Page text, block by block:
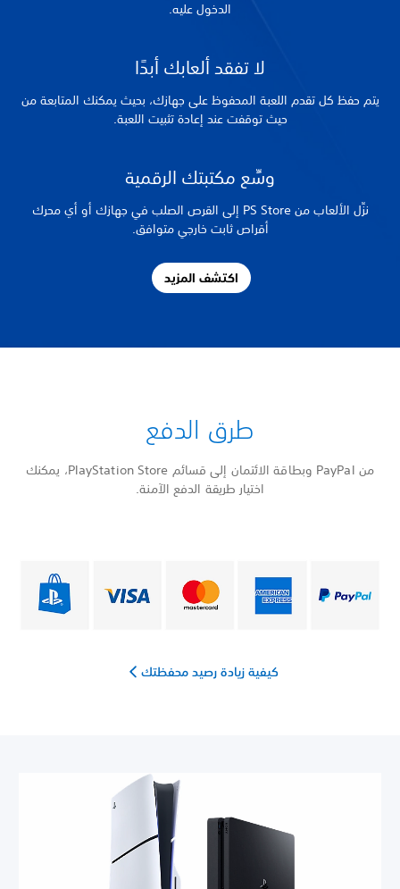
الدخول عليه.
لا تفقد ألعابك أبدًا
يتم حفظ كل تقدم اللعبة المحفوظ على جهازك، بحيث يمكنك المتابعة من
حيث توقفت عند إعادة تثبيت اللعبة.
وسِّع مكتبتك الرقمية
نزِّل الألعاب من PS Store إلى القرص الصلب في جهازك أو أي محرك
أقراص ثابت خارجي متوافق.
اكتشف المزيد
طرق الدفع
من PayPal وبطاقة الائتمان إلى قسائم PlayStation Store، يمكنك
اختيار طريقة الدفع الآمنة.
كيفية زيادة رصيد محفظتك